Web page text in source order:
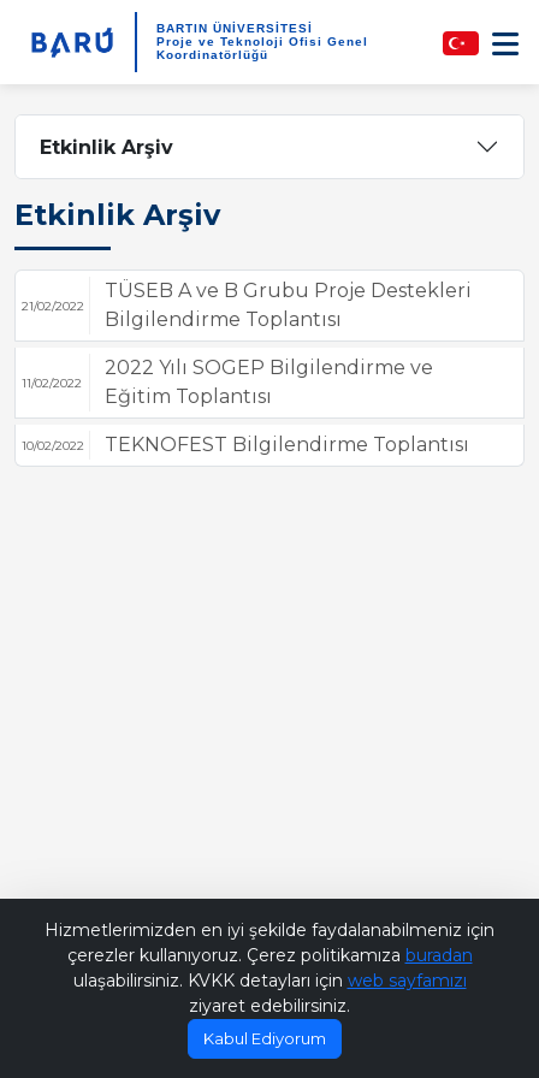
BARTIN ÜNİVERSİTESİ
Proje ve Teknoloji Ofisi Genel
Koordinatörlüğü
Etkinlik Arşiv
Etkinlik Arşiv
21/02/2022
TÜSEB A ve B Grubu Proje Destekleri
Bilgilendirme Toplantısı
11/02/2022
2022 Yılı SOGEP Bilgilendirme ve
Eğitim Toplantısı
10/02/2022 TEKNOFEST Bilgilendirme Toplantısı
Hizmetlerimizden en iyi şekilde faydalanabilmeniz için
çerezler kullanıyoruz. Çerez politikamıza buradan
ulaşabilirsiniz. KVKK detayları için web sayfamızı
ziyaret edebilirsiniz.
Kabul Ediyorum
Bana Soru Sor | Ask Me